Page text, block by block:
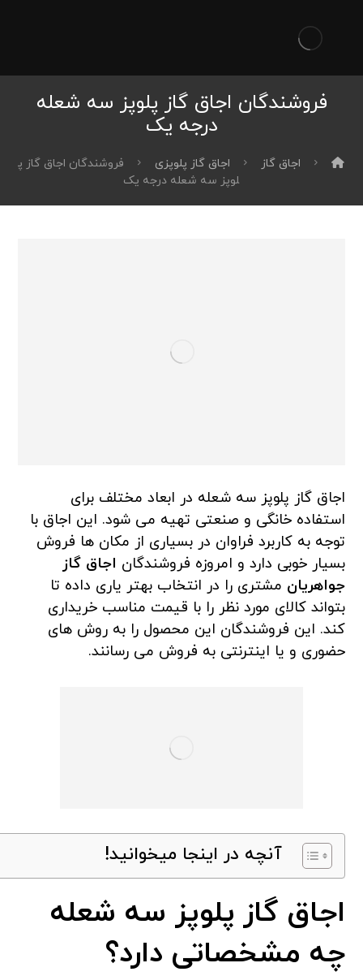
فروشندگان اجاق گاز پلوپز سه شعله
درجه یک
اجاق گاز اجاق گاز پلوپزی
فروشندگان اجاق گاز پ
لوپز سه شعله درجه یک
اجاق گاز پلوپز سه شعله در ابعاد مختلف برای
استفاده خانگی و صنعتی تهیه می شود. این اجاق با
توجه به کاربرد فراوان در بسیاری از مکان ها فروش
بسیار خوبی دارد و امروزه فروشندگان اجاق گاز
جواهریان مشتری را در انتخاب بهتر یاری داده تا
بتواند کالای مورد نظر را با قیمت مناسب خریداری
کند. این فروشندگان این محصول را به روش های
حضوری و یا اینترنتی به فروش می رسانند.
آنچه در اینجا میخوانید!
اجاق گاز پلوپز سه شعله
چه مشخصاتی دارد؟